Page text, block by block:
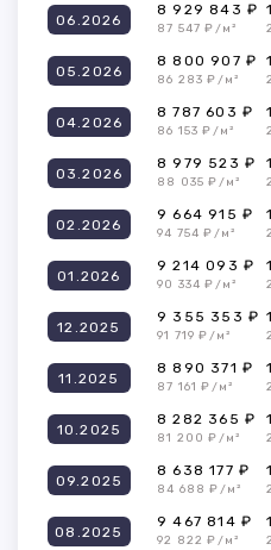
06.2026
8 929 843 ₽
87 547 ₽/м²
05.2026
8 800 907 ₽
86 283 ₽/м²
04.2026
8 787 603 ₽
86 153 ₽/м²
03.2026
8 979 523 ₽
88 035 ₽/м²
02.2026
9 664 915 ₽
94 754 ₽/м²
01.2026
9 214 093 ₽
90 334 ₽/м²
12.2025
9 355 353 ₽
91 719 ₽/м²
11.2025
8 890 371 ₽
87 161 ₽/м²
10.2025
8 282 365 ₽
81 200 ₽/м²
09.2025
8 638 177 ₽
84 688 ₽/м²
08.2025
9 467 814 ₽
92 822 ₽/м²